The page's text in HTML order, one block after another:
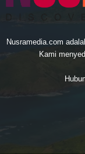
Nusramedia.com
Kami